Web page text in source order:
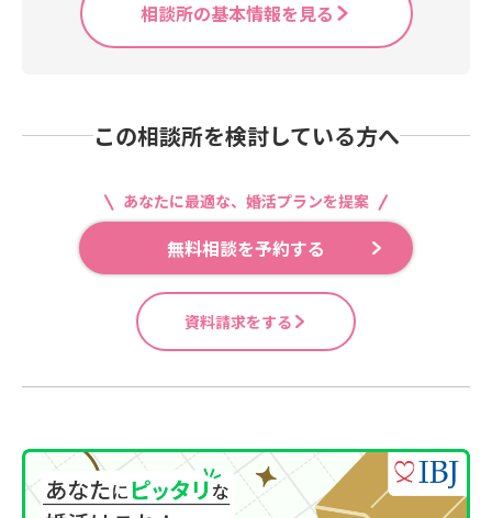
相談所の基本情報を見る
この相談所を検討している方へ
あなたに最適な、婚活プランを提案
無料相談を予約する
資料請求をする